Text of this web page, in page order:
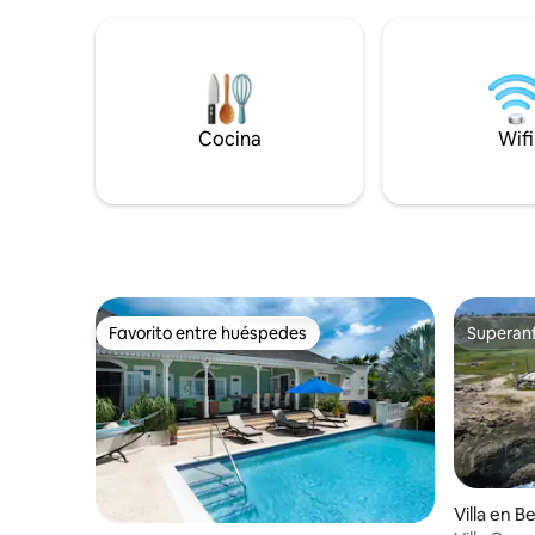
Beach, tiendas, restaurantes y más.
¡Perfecto para grupos!
del aeropuerto Una
en la
amantes
Cocina Wifi
Favorito entre huéspedes
Favorito entre huéspedes
Villa en